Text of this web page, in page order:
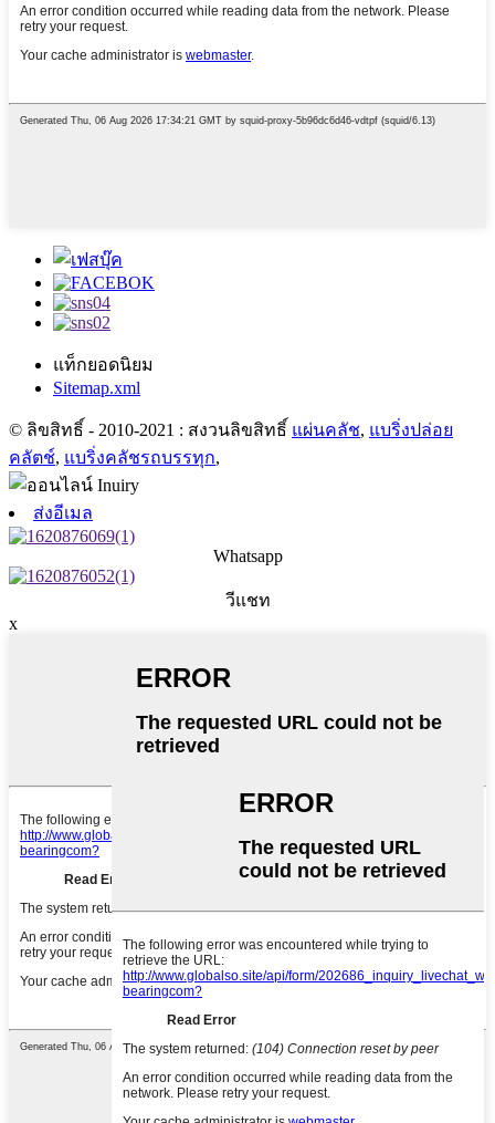
แท็กยอดนิยม
Sitemap.xml
© ลิขสิทธิ์ - 2010-2021 : สงวนลิขสิทธิ์ แผ่นคลัช, แบริ่งปล่อย
คลัตช์, แบริ่งคลัชรถบรรทุก,
ส่งอีเมล
Whatsapp
วีแชท
x